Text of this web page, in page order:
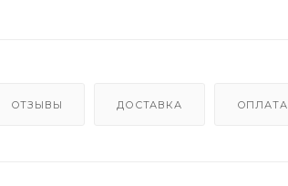
ОТЗЫВЫ ДОСТАВКА ОПЛАТА